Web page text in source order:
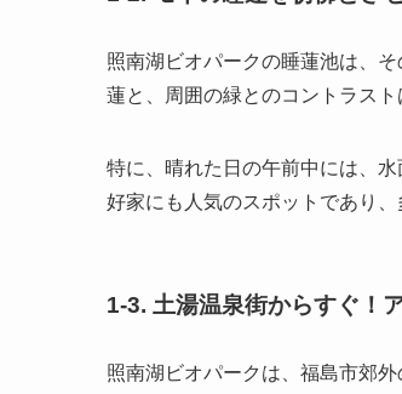
照南湖ビオパークの睡蓮池は、
蓮と、周囲の緑とのコントラス
特に、晴れた日の午前中には、
好家にも人気のスポットであり
1-3. 土湯温泉街からすぐ！
照南湖ビオパークは、福島市郊